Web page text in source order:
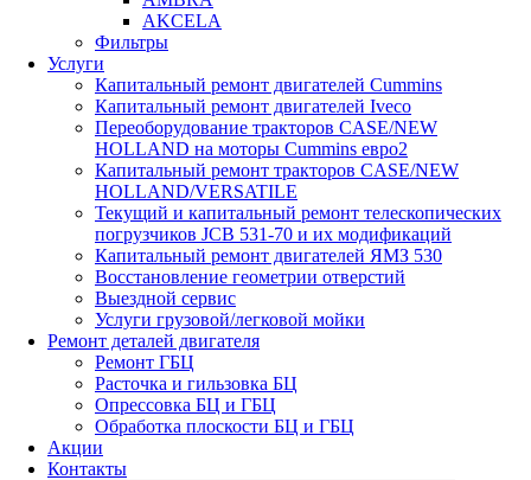
AKCELA
Фильтры
Услуги
Капитальный ремонт двигателей Cummins
Капитальный ремонт двигателей Iveco
Переоборудование тракторов CASE/NEW
HOLLAND на моторы Cummins евро2
Капитальный ремонт тракторов CASE/NEW
HOLLAND/VERSATILE
Текущий и капитальный ремонт телескопических
погрузчиков JCB 531-70 и их модификаций
Капитальный ремонт двигателей ЯМЗ 530
Восстановление геометрии отверстий
Выездной сервис
Услуги грузовой/легковой мойки
Ремонт деталей двигателя
Ремонт ГБЦ
Расточка и гильзовка БЦ
Опрессовка БЦ и ГБЦ
Обработка плоскости БЦ и ГБЦ
Акции
Контакты